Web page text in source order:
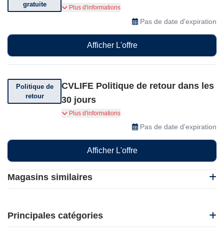
Magasins similaires
iHerb
Katanamart
Principales catégories
gratuite
Livraison offerte dès 29$ d'achat.
Plus d'informations
Pas de date d'expiration
Afficher L'offre
Politique de
retour
CVLIFE Politique de retour dans les
30 jours
Vous pouvez retourner votre commande dans
les 30 jours auprès de CVLIFE.
Plus d'informations
Pas de date d'expiration
Afficher L'offre